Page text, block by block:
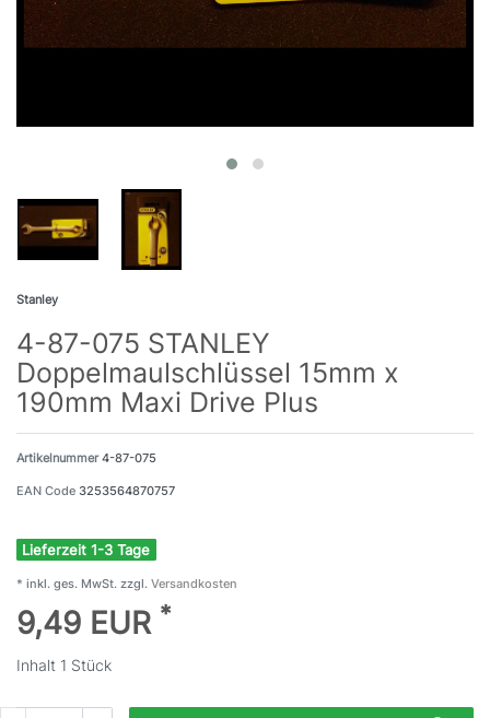
Stanley
4-87-075 STANLEY
Doppelmaulschlüssel 15mm x
190mm Maxi Drive Plus
Artikelnummer4-87-075
EAN Code 3253564870757
Lieferzeit 1-3 Tage
* inkl. ges. MwSt. zzgl. Versandkosten
9,49 EUR *
Inhalt 1 Stück